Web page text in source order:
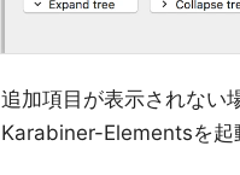
追加項目が表示されない
Karabiner-Elementsを起